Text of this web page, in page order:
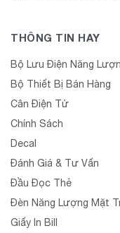
THÔNG TIN HAY
Bộ Lưu Điện Năng
Bộ Thiết Bị Bán Hàng
Cân Điện Tử
Chính Sách
Decal
Đánh Giá & Tư Vấn
Đầu Đọc Thẻ
Đèn Năng Lượng Mặt
Giấy In Bill